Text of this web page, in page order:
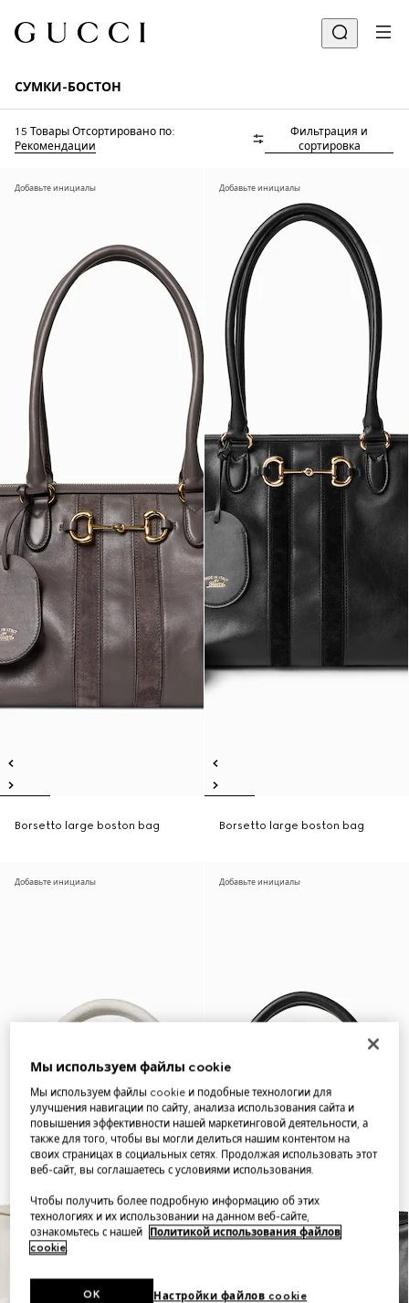
СУМКИ-БОСТОН
15 Товары Отсортировано по:
Рекомендации
Фильтрация и
сортировка
Добавьте инициалы
Borsetto large boston bag
Добавьте инициалы
Borsetto large boston bag
Добавьте инициалы Добавьте инициалы
Мы используем файлы cookie
Мы используем файлы cookie и подобные технологии для
улучшения навигации по сайту, анализа использования сайта и
повышения эффективности нашей маркетинговой деятельности, а
также для того, чтобы вы могли делиться нашим контентом на
своих страницах в социальных сетях. Продолжая использовать этот
веб-сайт, вы соглашаетесь с условиями использования.
Чтобы получить более подробную информацию об этих
технологиях и их использовании на данном веб-сайте,
ознакомьтесь с нашей
Политикой использования файлов
cookie.
Настройки файлов cookie
OK